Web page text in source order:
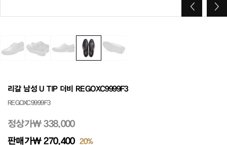
리갈 남성 U TIP 더비 REGOXC9999F3
REGOXC9999F3
정상가₩ 338,000
판매가₩ 270,400 20%